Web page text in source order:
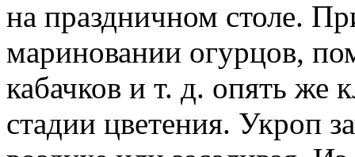
на праздничном столе.
мариновании огурцов,
кабачков и т. д. опять же
стадии цветения. Укроп